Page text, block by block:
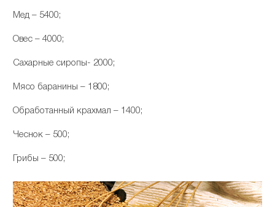
Мед – 5400;
Овес – 4000;
Сахарные сиропы- 2000;
Мясо баранины – 1800;
Обработанный крахмал – 1400;
Чеснок – 500;
Грибы – 500;